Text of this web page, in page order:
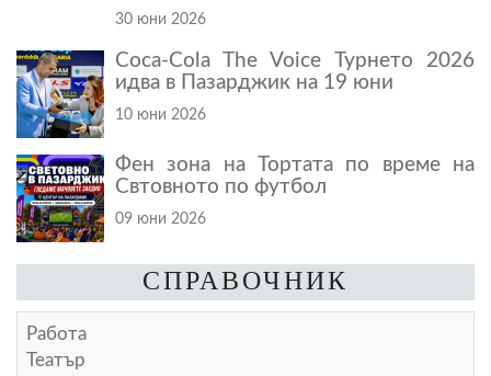
30 юни 2026
Coca-Cola The Voice Турнето 2026
идва в Пазарджик на 19 юни
10 юни 2026
Фен зона на Тортата по време на
Свтовното по футбол
09 юни 2026
СПРАВОЧНИК
Работа
Театър